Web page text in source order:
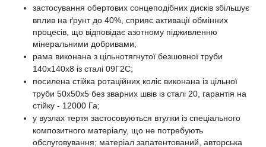
застосування обертових сонцеподібних дисків збільшує
вплив на ґрунт до 40%, сприяє активації обмінних
процесів, що відповідає азотному підживленню
мінеральними добривами;
рама виконана з цільнотягнутої безшовної труби
140х140х8 із сталі 09Г2С;
посилена стійка ротаційних коліс виконана із цільної
труби 50х50х5 без зварних швів із сталі 20, гарантія на
стійку - 12000 Га;
у вузлах тертя застосовуються втулки із спеціального
композитного матеріалу, що не потребують
обслуговування; матеріал запатентований, авторська